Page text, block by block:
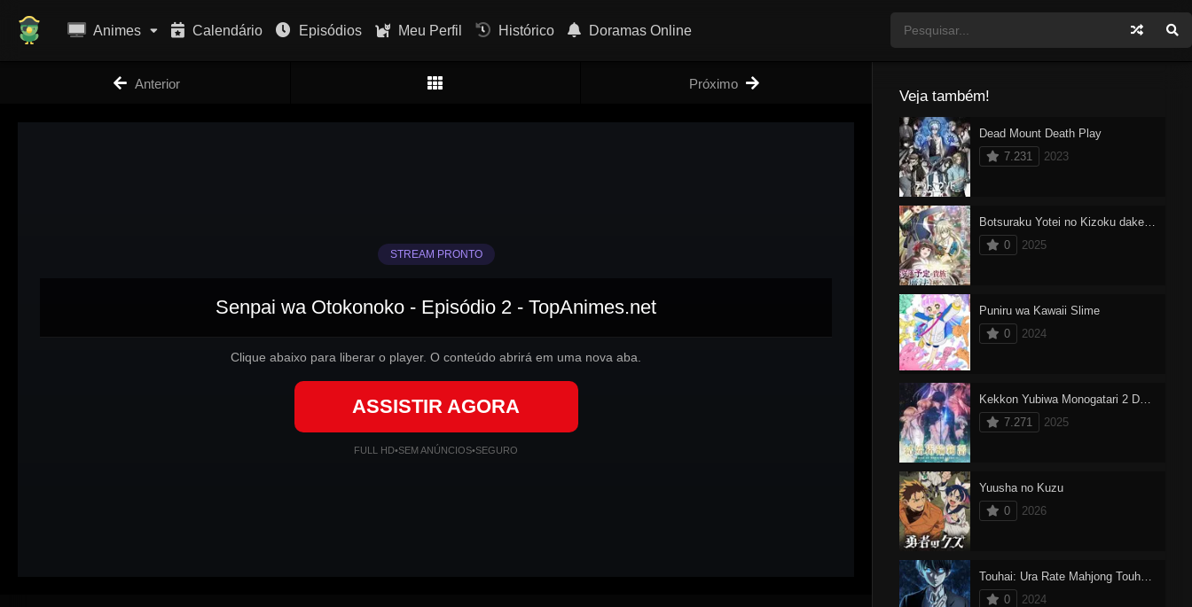
Animes Calendário Episódios Meu Perfil Histórico Doramas Online
Anterior Próximo
STREAM PRONTO
Senpai wa Otokonoko - Episódio 2 - TopAnimes.net
Clique abaixo para liberar o player. O conteúdo abrirá em uma nova aba.
ASSISTIR AGORA
FULL HD•SEM ANÚNCIOS•SEGURO
Veja também!
Dead Mount Death Play
7.231
2023
Botsuraku Yotei no Kizoku dakedo, Hima Datta kara Mahou wo Kiwamete mita
0
2025
Puniru wa Kawaii Slime
0
2024
Kekkon Yubiwa Monogatari 2 Dublado
7.271
2025
Yuusha no Kuzu
0
2026
Touhai: Ura Rate Mahjong Touhai Roku
0
2024